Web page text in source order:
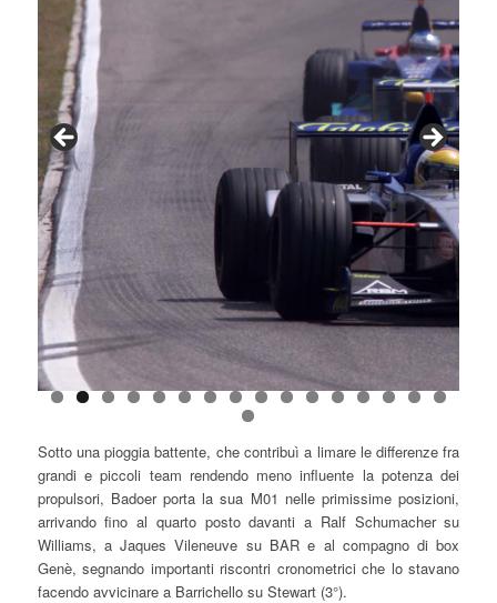
Sotto una pioggia battente, che contribuì a limare le differenze fra
grandi e piccoli team rendendo meno influente la potenza dei
propulsori, Badoer porta la sua M01 nelle primissime posizioni,
arrivando fino al quarto posto davanti a Ralf Schumacher su
Williams, a Jaques Vileneuve su BAR e al compagno di box
Genè, segnando importanti riscontri cronometrici che lo stavano
facendo avvicinare a Barrichello su Stewart (3°).